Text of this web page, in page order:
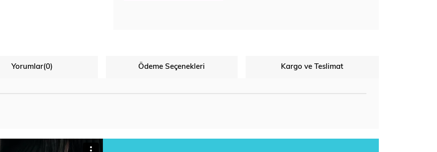
Yorumlar(0) Ödeme Seçenekleri Kargo ve Teslimat